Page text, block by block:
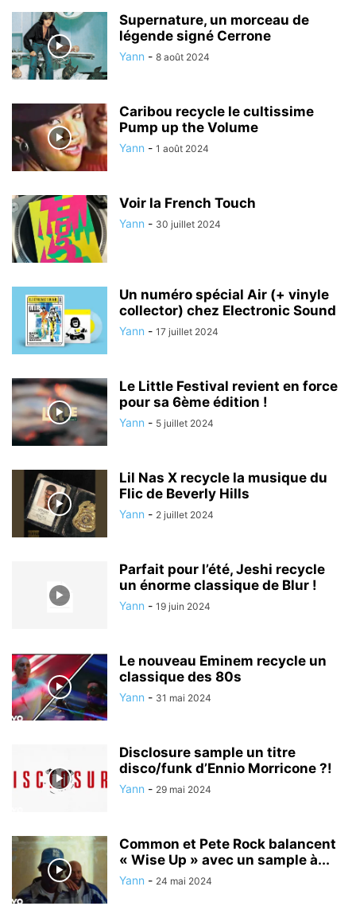
Supernature, un morceau de
légende signé Cerrone
Yann - 8 août 2024
Caribou recycle le cultissime
Pump up the Volume
Yann - 1 août 2024
Voir la French Touch
Yann - 30 juillet 2024
Un numéro spécial Air (+ vinyle
collector) chez Electronic Sound
Yann - 17 juillet 2024
Le Little Festival revient en force
pour sa 6ème édition !
Yann - 5 juillet 2024
Lil Nas X recycle la musique du
Flic de Beverly Hills
Yann - 2 juillet 2024
Parfait pour l’été, Jeshi recycle
un énorme classique de Blur !
Yann - 19 juin 2024
Le nouveau Eminem recycle un
classique des 80s
Yann - 31 mai 2024
Disclosure sample un titre
disco/funk d’Ennio Morricone ?!
Yann - 29 mai 2024
Common et Pete Rock balancent
« Wise Up » avec un sample à...
Yann - 24 mai 2024